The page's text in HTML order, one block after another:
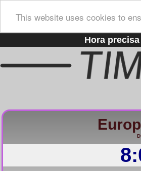
This website uses cookies to
Hora